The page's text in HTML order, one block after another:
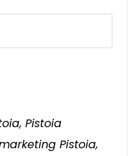
Pistoia
Pistoia,